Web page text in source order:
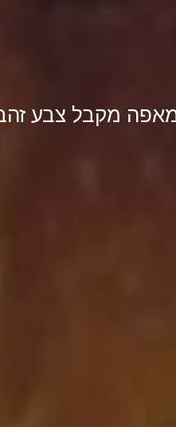
מקבל צבע